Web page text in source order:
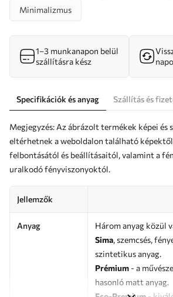
Minimalizmus
1–3 munkanapon belül
szállításra kész
Specifikációk és anyag Szállítás és
Megjegyzés: Az ábrázolt termékek képei és
eltérhetnek a weboldalon található
felbontásától és beállításaitól, valamint a
uralkodó fényviszonyoktól.
Jellemzők
Anyag
Három anyag közül
Sima, szemcsés,
szintetikus anyag.
Prémium - a
hasonló matt anyag.